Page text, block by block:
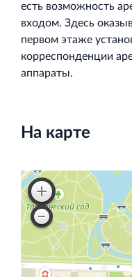
есть возможность
входом. Здесь
первом этаже
корреспонденции
аппараты.
На карте